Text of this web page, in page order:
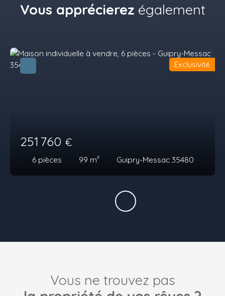
Vous apprécierez également
251 760 €
6 pièces 99 m² Guipry-Messac 35480
Exclusivité
Vous ne trouvez pas